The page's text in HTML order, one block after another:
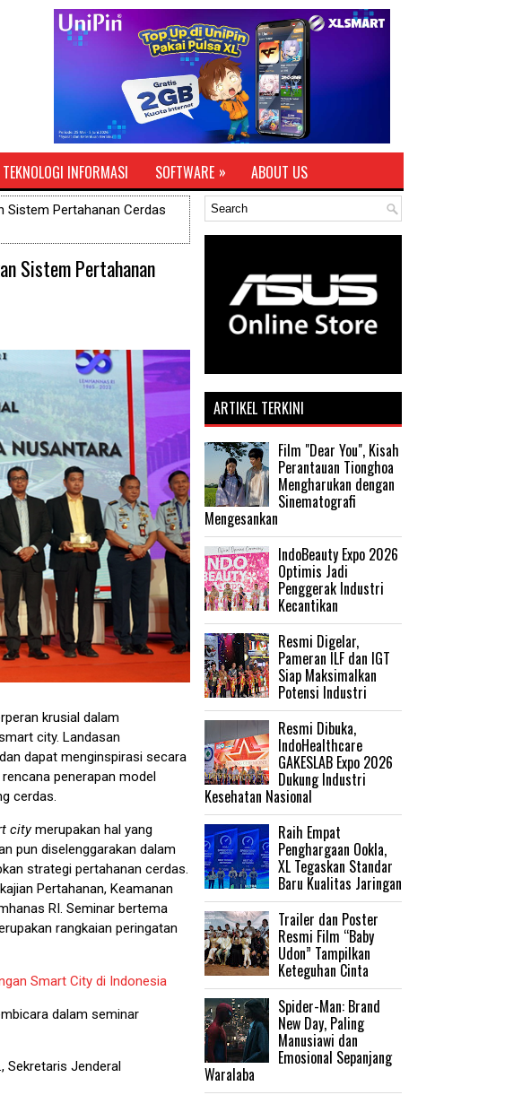
TEKNOLOGI INFORMASI SOFTWARE » ABOUT US
Sistem Pertahanan Cerdas
Sistem Pertahanan
krusial dalam
city. Landasan
dapat menginspirasi secara
penerapan model
cerdas.
citymerupakan hal yang
pun diselenggarakan dalam
strategi pertahanan cerdas.
Pertahanan, Keamanan
RI. Seminar bertema
rangkaian peringatan
Smart City di Indonesia
dalam seminar
Sekretaris Jenderal
ARTIKEL TERKINI
Film "Dear You", Kisah
Perantauan Tionghoa
Mengharukan dengan
Sinematografi
Mengesankan
IndoBeauty Expo 2026
Optimis Jadi
Penggerak Industri
Kecantikan
Resmi Digelar,
Pameran ILF dan IGT
Siap Maksimalkan
Potensi Industri
Resmi Dibuka,
IndoHealthcare
GAKESLAB Expo 2026
Dukung Industri
Kesehatan Nasional
Raih Empat
Penghargaan Ookla,
XL Tegaskan Standar
Baru Kualitas Jaringan
Trailer dan Poster
Resmi Film “Baby
Udon” Tampilkan
Keteguhan Cinta
‎Spider-Man: Brand
New Day, Paling
Manusiawi dan
Emosional Sepanjang
Waralaba